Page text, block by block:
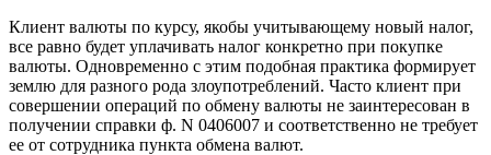
Клиент валюты по курсу, якобы учитывающему новый налог,
все равно будет уплачивать налог конкретно при покупке
валюты. Одновременно с этим подобная практика формирует
землю для разного рода злоупотреблений. Часто клиент при
совершении операций по обмену валюты не заинтересован в
получении справки ф. N 0406007 и соответственно не требует
ее от сотрудника пункта обмена валют.